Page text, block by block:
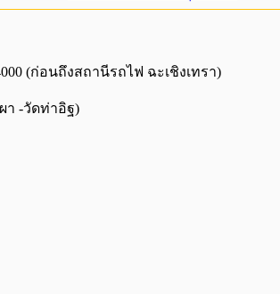
(ก่อนถึงสถานีรถไฟ ฉะเชิงเทรา)
า -วัดท่าอิฐ)